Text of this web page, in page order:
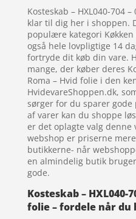
Kosteskab – HXL040-704
klar til dig her i shoppen.
populære kategori Køkken
også hele lovpligtige 14
fortryde dit køb din vare.
mange, der køber deres
Roma – Hvid folie i den
HvidevareShoppen.dk,
sørger for du sparer gode
af varer kan du shoppe
er det oplagte valg denne
webshop er priserne
butikkerne- når
en almindelig butik
gode.
Kosteskab – HXL040-
folie – fordele når du